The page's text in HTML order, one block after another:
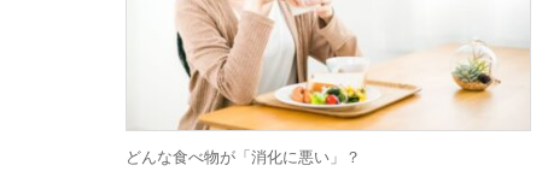
どんな食べ物が「消化に悪い」？